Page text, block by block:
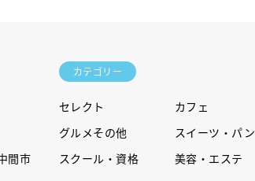
間市
カテゴリー
セレクト カフェ
グルメその他
スイーツ・パン
スクール・資格
美容・エステ